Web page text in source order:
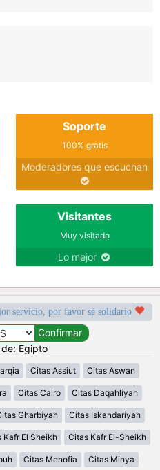
Soporte
100% gratis
Moderadores que escuchan
Visitantes
Muy visitado
Lo mejor
servicio, por favor sé solidario
Egipto
Citas Assiut Citas Aswan
Citas Cairo Citas Daqahliyah
Gharbiyah Citas Iskandariyah
Kafr El Sheikh Citas Kafr El-Sheikh
Citas Menofia Citas Minya